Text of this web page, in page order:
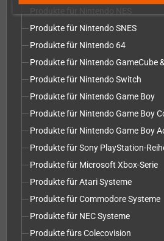
Produkte für Nintendo SNES
Produkte für Nintendo 64
Produkte für Nintendo GameCube
Produkte für Nintendo Switch
Produkte für Nintendo Game Boy
Produkte für Nintendo Game Boy
Produkte für Nintendo Game Boy
Produkte für Sony PlayStation-
Produkte für Microsoft Xbox-Serie
Produkte für Atari Systeme
Produkte für Commodore Systeme
Produkte für NEC Systeme
Produkte fürs Colecovision